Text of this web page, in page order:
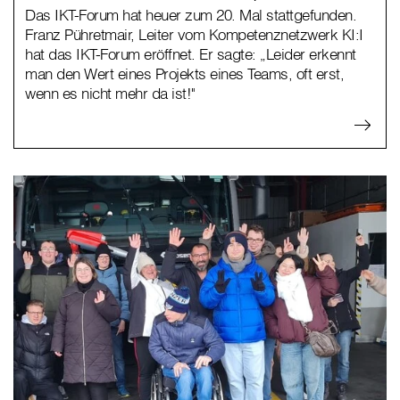
Das IKT-Forum hat heuer zum 20. Mal stattgefunden.
Franz Pühretmair, Leiter vom Kompetenznetzwerk KI:I
hat das IKT-Forum eröffnet. Er sagte: „Leider erkennt
man den Wert eines Projekts eines Teams, oft erst,
wenn es nicht mehr da ist!"